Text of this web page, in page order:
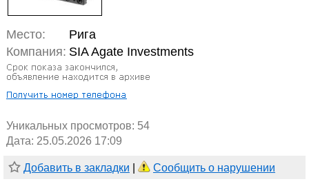
Место:
Рига
Компания: SIA Agate Investments
Уникальных просмотров: 54
Дата: 25.05.2026 17:09
Добавить в закладки Сообщить о нарушении